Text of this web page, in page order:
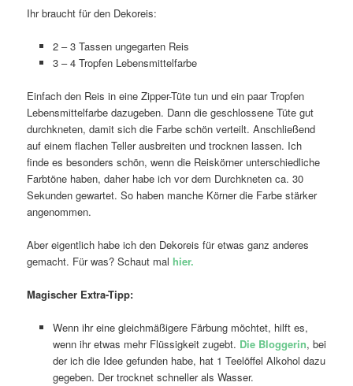
Ihr braucht für den Dekoreis:
2 – 3 Tassen ungegarten Reis
3 – 4 Tropfen Lebensmittelfarbe
Einfach den Reis in eine Zipper-Tüte tun und ein paar Tropfen
Lebensmittelfarbe dazugeben. Dann die geschlossene Tüte gut
durchkneten, damit sich die Farbe schön verteilt. Anschließend
auf einem flachen Teller ausbreiten und trocknen lassen. Ich
finde es besonders schön, wenn die Reiskörner unterschiedliche
Farbtöne haben, daher habe ich vor dem Durchkneten ca. 30
Sekunden gewartet. So haben manche Körner die Farbe stärker
angenommen.
Aber eigentlich habe ich den Dekoreis für etwas ganz anderes
gemacht. Für was? Schaut mal hier.
Magischer Extra-Tipp:
Wenn ihr eine gleichmäßigere Färbung möchtet, hilft es,
wenn ihr etwas mehr Flüssigkeit zugebt. Die Bloggerin, bei
der ich die Idee gefunden habe, hat 1 Teelöffel Alkohol dazu
gegeben. Der trocknet schneller als Wasser.